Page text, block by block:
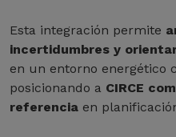
Esta integración permite
incertidumbres y
en un entorno energético
posicionando a CIRCE
referencia en